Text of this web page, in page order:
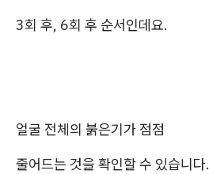
3회 후, 6회 후 순서인데요.
얼굴 전체의 붉은기가 점점
줄어드는 것을 확인할 수 있습니다.